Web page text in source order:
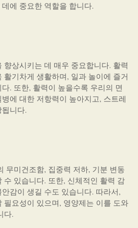
에 중요한 역할을 합니다.
향상시키는 데 매우 중요합니다. 활력
활기차게 생활하며, 일과 놀이에 즐거
. 또한, 활력이 높을수록 우리의 면
에 대한 저항력이 높아지고, 스트레
니다.
무미건조함, 집중력 저하, 기분 변동
수 있습니다. 또한, 신체적인 활력 감
감이 생길 수도 있습니다. 따라서,
필요성이 있으며, 영양제는 이를 도와
다.